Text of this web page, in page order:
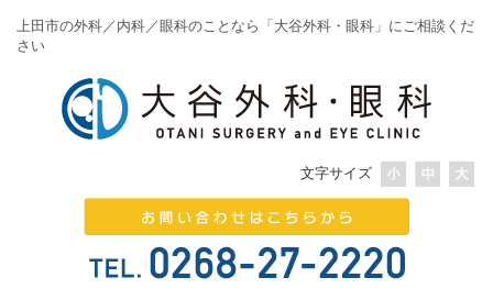
上田市の外科／内科／眼科のことなら「大谷外科・眼科」にご相談くだ
さい
文字サイズ